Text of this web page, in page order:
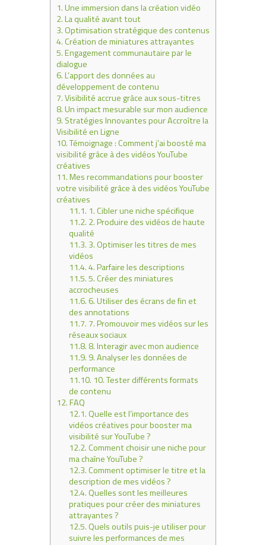
1.Une immersion dans la création vidéo
2.La qualité avant tout
3.Optimisation stratégique des contenus
4.Création de miniatures attrayantes
5.Engagement communautaire par le
dialogue
6.L’apport des données au
développement de contenu
7.Visibilité accrue grâce aux sous-titres
8.Un impact mesurable sur mon audience
9. Stratégies Innovantes pour Accroître la
Visibilité en Ligne
10.Témoignage : Comment j’ai boosté ma
visibilité grâce à des vidéos YouTube
créatives
11.Mes recommandations pour booster
votre visibilité grâce à des vidéos YouTube
créatives
11.1. 1. Cibler une niche spécifique
11.2. 2. Produire des vidéos de haute
qualité
11.3. 3. Optimiser les titres de mes
vidéos
11.4.4. Parfaire les descriptions
11.5.5. Créer des miniatures
accrocheuses
11.6.6. Utiliser des écrans de fin et
des annotations
11.7. 7. Promouvoir mes vidéos sur les
réseaux sociaux
11.8. 8. Interagir avec mon audience
11.9. 9. Analyser les données de
performance
11.10. 10. Tester différents formats
de contenu
12.FAQ
12.1.Quelle est l’importance des
vidéos créatives pour booster ma
visibilité sur YouTube ?
12.2.Comment choisir une niche pour
ma chaîne YouTube ?
12.3.Comment optimiser le titre et la
description de mes vidéos ?
12.4.Quelles sont les meilleures
pratiques pour créer des miniatures
attrayantes ?
12.5.Quels outils puis-je utiliser pour
suivre les performances de mes